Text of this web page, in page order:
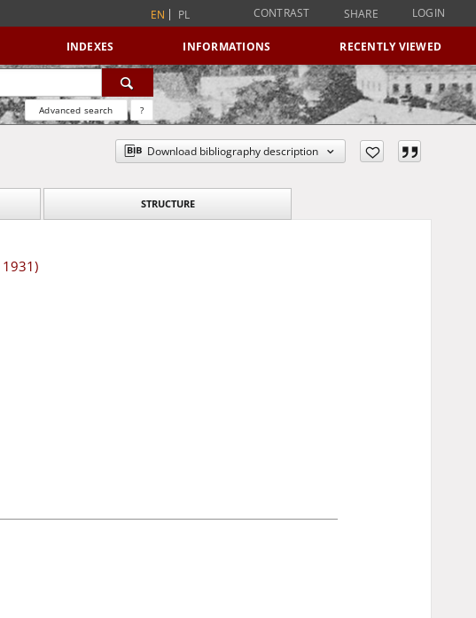
EN PL CONTRAST SHARE LOGIN
INDEXES INFORMATIONS RECENTLY VIEWED
Advanced search ?
Download bibliography description
STRUCTURE